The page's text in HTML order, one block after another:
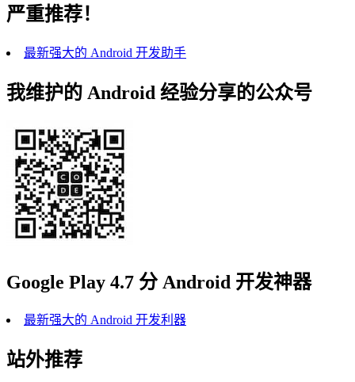
严重推荐！
最新强大的 Android 开发助手
我维护的 Android 经验分享的公众号
Google Play 4.7 分 Android 开发神器
最新强大的 Android 开发利器
站外推荐